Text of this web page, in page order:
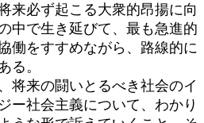
来必ず起こる大衆的昂揚に向
中で生き延びて、最も急進的
働をすすめながら、路線的に
る。
将来の闘いとるべき社会のイ
ー社会主義について、わかり